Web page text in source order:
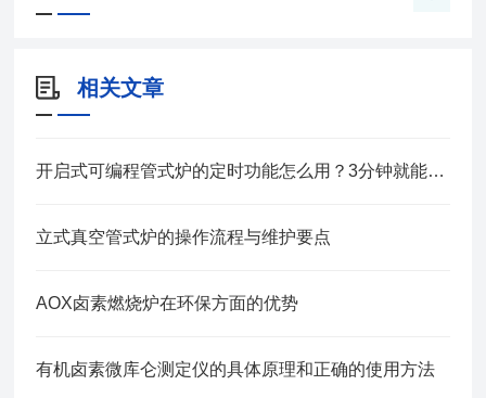
相关文章
开启式可编程管式炉的定时功能怎么用？3分钟就能学会！
立式真空管式炉的操作流程与维护要点
AOX卤素燃烧炉在环保方面的优势
有机卤素微库仑测定仪的具体原理和正确的使用方法